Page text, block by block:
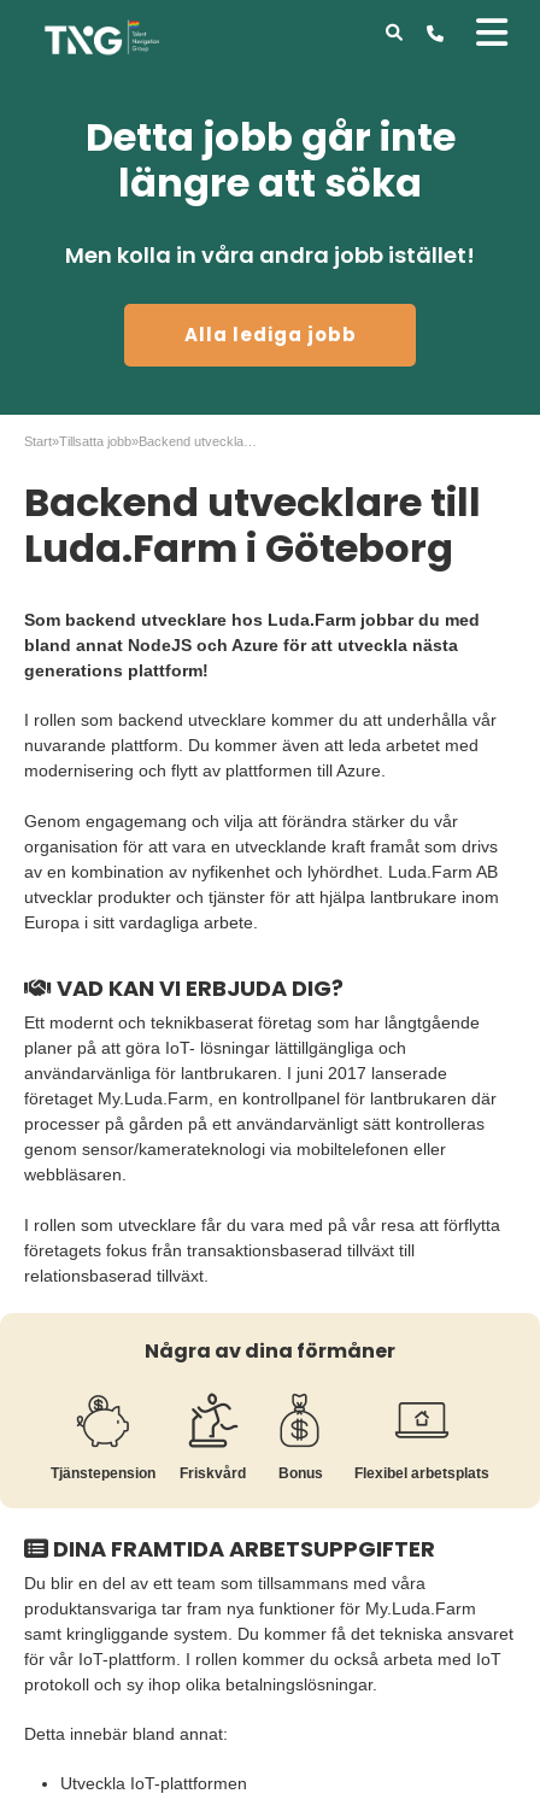
Detta jobb går inte
längre att söka
Men kolla in våra andra jobb istället!
Alla lediga jobb
Start»Tillsatta jobb»
Backend utvecklare till
Luda.Farm i Göteborg
Som backend utvecklare hos Luda.Farm jobbar du med
bland annat NodeJS och Azure för att utveckla nästa
generations plattform!
I rollen som backend utvecklare kommer du att underhålla vår
nuvarande plattform. Du kommer även att leda arbetet med
modernisering och flytt av plattformen till Azure.
Genom engagemang och vilja att förändra stärker du vår
organisation för att vara en utvecklande kraft framåt som drivs
av en kombination av nyfikenhet och lyhördhet. Luda.Farm AB
utvecklar produkter och tjänster för att hjälpa lantbrukare inom
Europa i sitt vardagliga arbete.
VAD KAN VI ERBJUDA DIG?
Ett modernt och teknikbaserat företag som har långtgående
planer på att göra IoT- lösningar lättillgängliga och
användarvänliga för lantbrukaren. I juni 2017 lanserade
företaget My.Luda.Farm, en kontrollpanel för lantbrukaren där
processer på gården på ett användarvänligt sätt kontrolleras
genom sensor/kamerateknologi via mobiltelefonen eller
webbläsaren.
I rollen som utvecklare får du vara med på vår resa att förflytta
företagets fokus från transaktionsbaserad tillväxt till
relationsbaserad tillväxt.
Några av dina förmåner
Tjänste­pension Friskvård Bonus Flexibel arbetsplats
DINA FRAMTIDA ARBETSUPPGIFTER
Du blir en del av ett team som tillsammans med våra
produktansvariga tar fram nya funktioner för My.Luda.Farm
samt kringliggande system. Du kommer få det tekniska ansvaret
för vår IoT-plattform. I rollen kommer du också arbeta med IoT
protokoll och sy ihop olika betalningslösningar.
Detta innebär bland annat:
Utveckla IoT-plattformen